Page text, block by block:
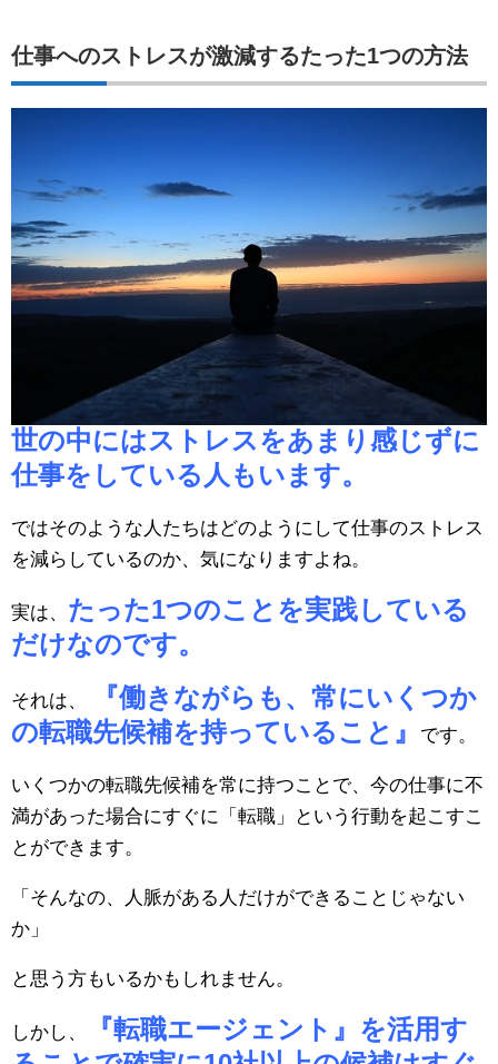
仕事へのストレスが激減するたった1つの方法
世の中にはストレスをあまり感じずに
仕事をしている人もいます。
ではそのような人たちはどのようにして仕事のストレス
を減らしているのか、気になりますよね。
実は、 たった1つのことを実践している
だけなのです。
それは、
『働きながらも、常にいくつか
の転職先候補を持っていること』
です。
いくつかの転職先候補を常に持つことで、今の仕事に不
満があった場合にすぐに「転職」という行動を起こすこ
とができます。
「そんなの、人脈がある人だけができることじゃない
か」
と思う方もいるかもしれません。
しかし、
『転職エージェント』を活用す